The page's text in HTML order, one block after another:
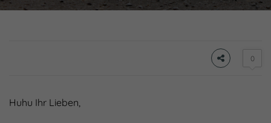
0
Huhu Ihr Lieben,